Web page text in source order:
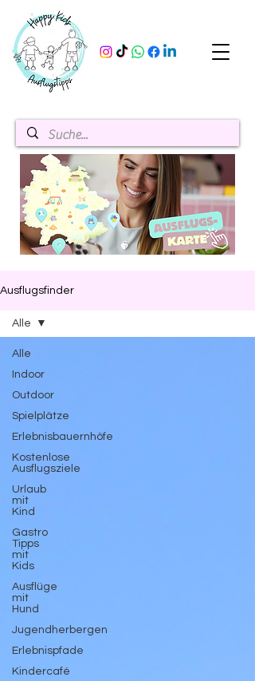
Ausflugsfinder
Alle
Indoor
Outdoor
Spielplätze
Erlebnisbauernhöfe
Kostenlose
Ausflugsziele
Urlaub
mit
Kind
Gastro
Tipps
mit
Kids
Ausflüge
mit
Hund
Jugendherbergen
Erlebnispfade
Kindercafé
Alle